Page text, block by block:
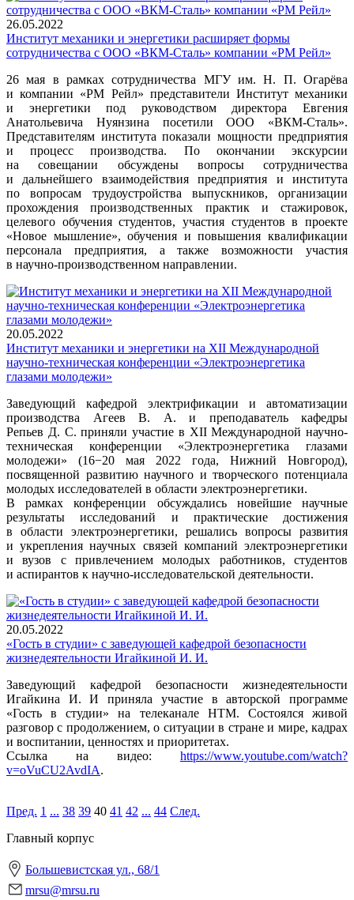
26.05.2022
Институт механики и энергетики расширяет формы
сотрудничества с ООО «ВКМ-Сталь» компании «РМ Рейл»
26 мая в рамках сотрудничества МГУ им. Н. П. Огарёва
и компании «РМ Рейл» представители Институт механики
и энергетики под руководством директора Евгения
Анатольевича Нуянзина посетили ООО «ВКМ-Сталь».
Представителям института показали мощности предприятия
и процесс производства. По окончании экскурсии
на совещании обсуждены вопросы сотрудничества
и дальнейшего взаимодействия предприятия и института
по вопросам трудоустройства выпускников, организации
прохождения производственных практик и стажировок,
целевого обучения студентов, участия студентов в проекте
«Новое мышление», обучения и повышения квалификации
персонала предприятия, а также возможности участия
в научно-производственном направлении.
20.05.2022
Институт механики и энергетики на XII Международной
научно-техническая конференции «Электроэнергетика
глазами молодежи»
Заведующий кафедрой электрификации и автоматизации
производства Агеев В. А. и преподаватель кафедры
Репьев Д. С. приняли участие в XII Международной научно-
техническая конференции «Электроэнергетика глазами
молодежи» (16−20 мая 2022 года, Нижний Новгород),
посвященной развитию научного и творческого потенциала
молодых исследователей в области электроэнергетики.
В рамках конференции обсуждались новейшие научные
результаты исследований и практические достижения
в области электроэнергетики, решались вопросы развития
и укрепления научных связей компаний электроэнергетики
и вузов с привлечением молодых работников, студентов
и аспирантов к научно-исследовательской деятельности.
20.05.2022
«Гость в студии» с заведующей кафедрой безопасности
жизнедеятельности Игайкиной И. И.
Заведующий кафедрой безопасности жизнедеятельности
Игайкина И. И приняла участие в авторской программе
«Гость в студии» на телеканале НТМ. Состоялся живой
разговор с продолжением, о ситуации в стране и мире, кадрах
и воспитании, ценностях и приоритетах.
Ссылка на видео: https://www.youtube.com/watch?
v=oVuCU2AvdIA.
Пред. 1 ... 38 39 40 41 42 ... 44 След.
Главный корпус
Большевистская ул., 68/1
mrsu@mrsu.ru